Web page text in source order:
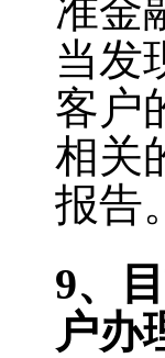
准金
当发
客户
相关
报告。
9、
户办